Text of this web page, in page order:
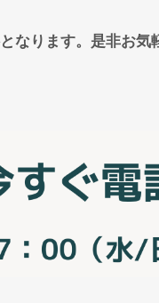
なります。是非お気